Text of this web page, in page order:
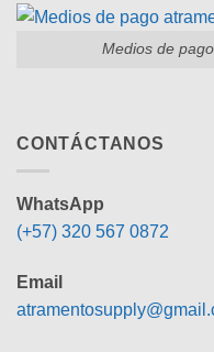
Medios de
CONTÁCTANOS
WhatsApp
(+57) 320 567 0872
Email